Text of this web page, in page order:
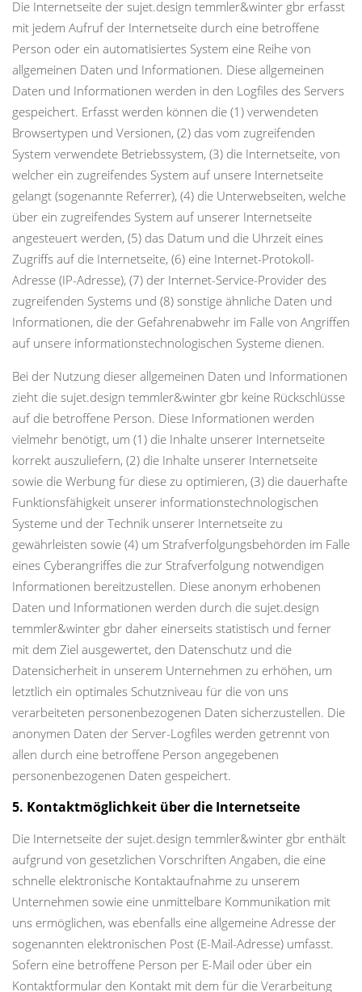
Die Internetseite der sujet.design temmler&winter gbr erfasst
mit jedem Aufruf der Internetseite durch eine betroffene
Person oder ein automatisiertes System eine Reihe von
allgemeinen Daten und Informationen. Diese allgemeinen
Daten und Informationen werden in den Logfiles des Servers
gespeichert. Erfasst werden können die (1) verwendeten
Browsertypen und Versionen, (2) das vom zugreifenden
System verwendete Betriebssystem, (3) die Internetseite, von
welcher ein zugreifendes System auf unsere Internetseite
gelangt (sogenannte Referrer), (4) die Unterwebseiten, welche
über ein zugreifendes System auf unserer Internetseite
angesteuert werden, (5) das Datum und die Uhrzeit eines
Zugriffs auf die Internetseite, (6) eine Internet-Protokoll-
Adresse (IP-Adresse), (7) der Internet-Service-Provider des
zugreifenden Systems und (8) sonstige ähnliche Daten und
Informationen, die der Gefahrenabwehr im Falle von Angriffen
auf unsere informationstechnologischen Systeme dienen.
Bei der Nutzung dieser allgemeinen Daten und Informationen
zieht die sujet.design temmler&winter gbr keine Rückschlüsse
auf die betroffene Person. Diese Informationen werden
vielmehr benötigt, um (1) die Inhalte unserer Internetseite
korrekt auszuliefern, (2) die Inhalte unserer Internetseite
sowie die Werbung für diese zu optimieren, (3) die dauerhafte
Funktionsfähigkeit unserer informationstechnologischen
Systeme und der Technik unserer Internetseite zu
gewährleisten sowie (4) um Strafverfolgungsbehörden im Falle
eines Cyberangriffes die zur Strafverfolgung notwendigen
Informationen bereitzustellen. Diese anonym erhobenen
Daten und Informationen werden durch die sujet.design
temmler&winter gbr daher einerseits statistisch und ferner
mit dem Ziel ausgewertet, den Datenschutz und die
Datensicherheit in unserem Unternehmen zu erhöhen, um
letztlich ein optimales Schutzniveau für die von uns
verarbeiteten personenbezogenen Daten sicherzustellen. Die
anonymen Daten der Server-Logfiles werden getrennt von
allen durch eine betroffene Person angegebenen
personenbezogenen Daten gespeichert.
5. Kontaktmöglichkeit über die Internetseite
Die Internetseite der sujet.design temmler&winter gbr enthält
aufgrund von gesetzlichen Vorschriften Angaben, die eine
schnelle elektronische Kontaktaufnahme zu unserem
Unternehmen sowie eine unmittelbare Kommunikation mit
uns ermöglichen, was ebenfalls eine allgemeine Adresse der
sogenannten elektronischen Post (E-Mail-Adresse) umfasst.
Sofern eine betroffene Person per E-Mail oder über ein
Kontaktformular den Kontakt mit dem für die Verarbeitung